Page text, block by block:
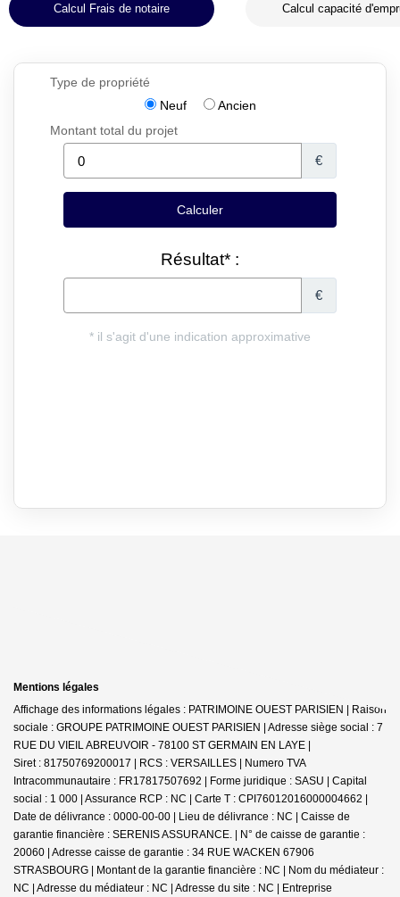
Calcul Frais de notaire Calcul capacité
Mentions légales
Affichage des informations légales : PATRIMOINE OUEST PARISIEN | Raison
sociale : GROUPE PATRIMOINE OUEST PARISIEN | Adresse siège social : 7
RUE DU VIEIL ABREUVOIR - 78100 ST GERMAIN EN LAYE |
Siret : 81750769200017 | RCS : VERSAILLES | Numero TVA
Intracommunautaire : FR17817507692 | Forme juridique : SASU | Capital
social : 1 000 | Assurance RCP : NC | Carte T : CPI76012016000004662 |
Date de délivrance : 0000-00-00 | Lieu de délivrance : NC | Caisse de
garantie financière : SERENIS ASSURANCE. | N° de caisse de garantie :
20060 | Adresse caisse de garantie : 34 RUE WACKEN 67906
STRASBOURG | Montant de la garantie financière : NC | Nom du médiateur :
NC | Adresse du médiateur : NC | Adresse du site : NC | Entreprise